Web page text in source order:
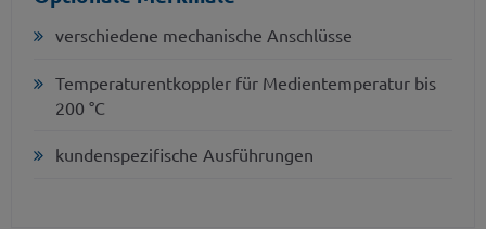
verschiedene mechanische Anschlüsse
Temperaturentkoppler für Medientemperatur bis
200 °C
kundenspezifische Ausführungen